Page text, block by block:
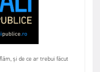
și de ce ar trebui făcut